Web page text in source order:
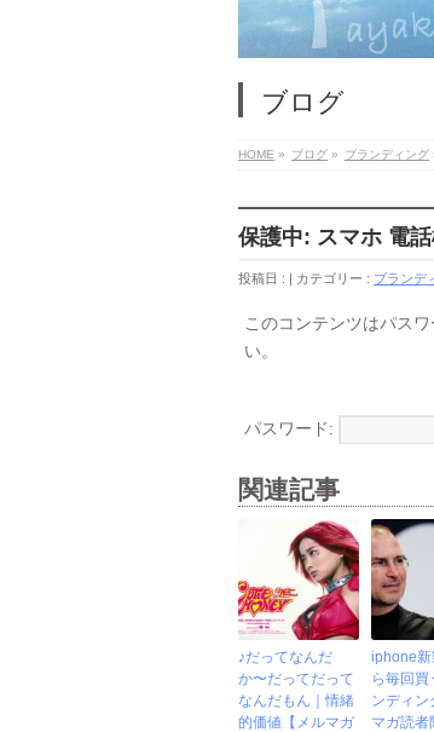
ブログ
HOME » ブログ » ブランディング
保護中: スマホ 電
投稿日 : カテゴリー : ブランデ
このコンテンツはパス
い。
パスワード:
関連記事
♪だってなんだ
か〜だってだって
なんだもん｜情緒
的価値【メルマガ
iphone新
ら毎回買
ンディン
マガ読者